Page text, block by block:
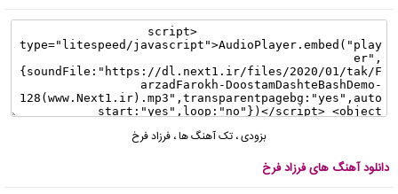
بزودی، تک آهنگ ها، فرزاد فرخ
دانلود آهنگ های فرزاد فرخ